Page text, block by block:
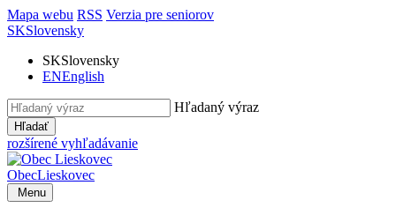
Mapa webu RSS Verzia pre seniorov
SKSlovensky
SKSlovensky
ENEnglish
Hľadaný výraz
Hľadať
rozšírené vyhľadávanie
ObecLieskovec
Menu